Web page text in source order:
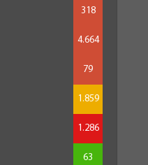
318
4.664
79
1.859
1.286
63